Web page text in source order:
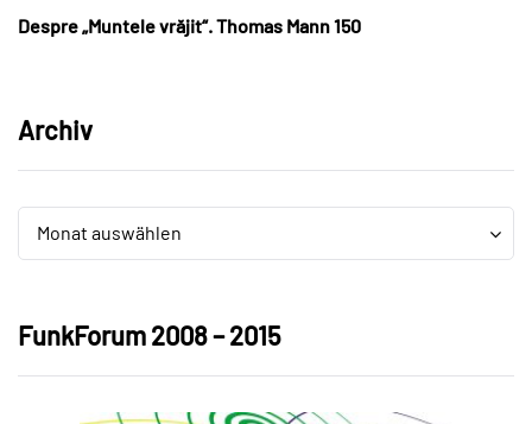
Despre „Muntele vrăjit“. Thomas Mann 150
Archiv
Archiv
Monat auswählen
Archiv
FunkForum 2008 – 2015